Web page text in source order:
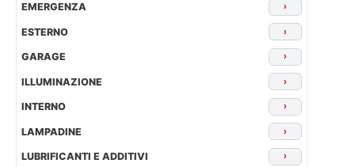
EMERGENZA ›
ESTERNO ›
GARAGE ›
ILLUMINAZIONE ›
INTERNO ›
LAMPADINE ›
LUBRIFICANTI E ADDITIVI ›